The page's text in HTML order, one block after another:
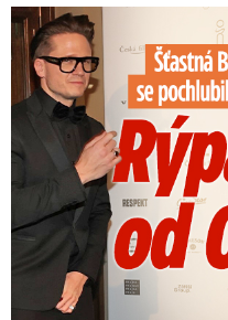
Šťastná Brzobohatá se